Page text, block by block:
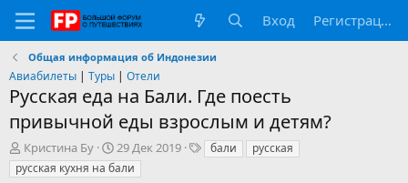
Вход Регистрация
Общая информация об Индонезии
Авиабилеты | Туры | Отели
Русская еда на Бали. Где поесть
привычной еды взрослым и детям?
А
в
т
Кристина Бу
Д
а
т
29 Дек 2019
Тбали
русская
русская кухня на бали